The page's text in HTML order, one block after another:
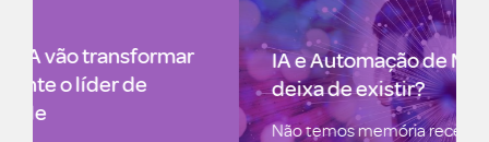
IA e Automação de Marketing: Google
deixa de existir?
Não temos memória recente de uma